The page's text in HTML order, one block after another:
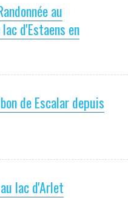
au
d'Estaens en
de Escalar depuis
lac d'Arlet